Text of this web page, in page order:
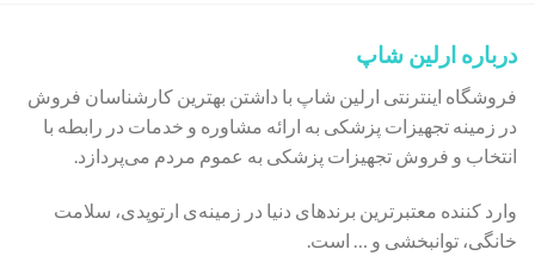
درباره ارلین شاپ
فروشگاه اینترنتی ارلین شاپ با داشتن بهترین کارشناسان فروش
در زمینه تجهیزات پزشکی به ارائه مشاوره و خدمات در رابطه با
انتخاب و فروش تجهیزات پزشکی به عموم مردم می‌پردازد.
وارد کننده معتبرترین برندهای دنیا در زمینه‌ی ارتوپدی، سلامت
خانگی، توانبخشی و … است.